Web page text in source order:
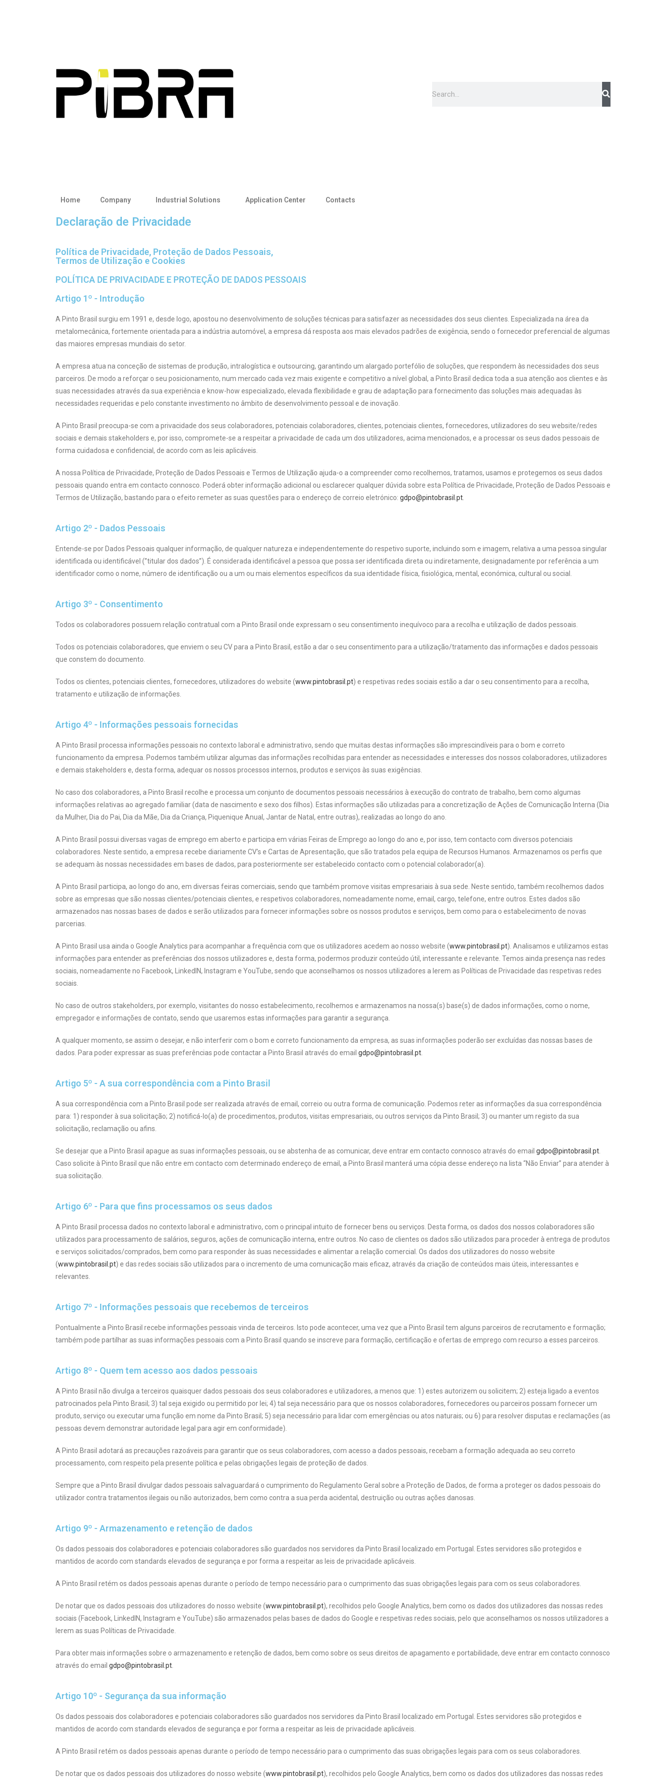
Home Company Industrial Solutions Application Center Contacts
Declaração de Privacidade
Política de Privacidade, Proteção de Dados Pessoais,
Termos de Utilização e Cookies
POLÍTICA DE PRIVACIDADE E PROTEÇÃO DE DADOS PESSOAIS
Artigo 1º - Introdução
A Pinto Brasil surgiu em 1991 e, desde logo, apostou no desenvolvimento de soluções técnicas para satisfazer as necessidades dos seus clientes. Especializada na área da
metalomecânica, fortemente orientada para a indústria automóvel, a empresa dá resposta aos mais elevados padrões de exigência, sendo o fornecedor preferencial de algumas
das maiores empresas mundiais do setor.
A empresa atua na conceção de sistemas de produção, intralogística e outsourcing, garantindo um alargado portefólio de soluções, que respondem às necessidades dos seus
parceiros. De modo a reforçar o seu posicionamento, num mercado cada vez mais exigente e competitivo a nível global, a Pinto Brasil dedica toda a sua atenção aos clientes e às
suas necessidades através da sua experiência e know-how especializado, elevada flexibilidade e grau de adaptação para fornecimento das soluções mais adequadas às
necessidades requeridas e pelo constante investimento no âmbito de desenvolvimento pessoal e de inovação.
A Pinto Brasil preocupa-se com a privacidade dos seus colaboradores, potenciais colaboradores, clientes, potenciais clientes, fornecedores, utilizadores do seu website/redes
sociais e demais stakeholders e, por isso, compromete-se a respeitar a privacidade de cada um dos utilizadores, acima mencionados, e a processar os seus dados pessoais de
forma cuidadosa e confidencial, de acordo com as leis aplicáveis.
A nossa Política de Privacidade, Proteção de Dados Pessoais e Termos de Utilização ajuda-o a compreender como recolhemos, tratamos, usamos e protegemos os seus dados
pessoais quando entra em contacto connosco. Poderá obter informação adicional ou esclarecer qualquer dúvida sobre esta Política de Privacidade, Proteção de Dados Pessoais e
Termos de Utilização, bastando para o efeito remeter as suas questões para o endereço de correio eletrónico: gdpo@pintobrasil.pt
Artigo 2º - Dados Pessoais
Entende-se por Dados Pessoais qualquer informação, de qualquer natureza e independentemente do respetivo suporte, incluindo som e imagem, relativa a uma pessoa singular
identificada ou identificável (”titular dos dados”). É considerada identificável a pessoa que possa ser identificada direta ou indiretamente, designadamente por referência a um
identificador como o nome, número de identificação ou a um ou mais elementos específicos da sua identidade física, fisiológica, mental, económica, cultural ou social.
Artigo 3º - Consentimento
Todos os colaboradores possuem relação contratual com a Pinto Brasil onde expressam o seu consentimento inequívoco para a recolha e utilização de dados pessoais.
Todos os potenciais colaboradores, que enviem o seu CV para a Pinto Brasil, estão a dar o seu consentimento para a utilização/tratamento das informações e dados pessoais
que constem do documento.
Todos os clientes, potenciais clientes, fornecedores, utilizadores do website (www.pintobrasil.pt) e respetivas redes sociais estão a dar o seu consentimento para a recolha,
tratamento e utilização de informações.
Artigo 4º - Informações pessoais fornecidas
A Pinto Brasil processa informações pessoais no contexto laboral e administrativo, sendo que muitas destas informações são imprescindíveis para o bom e correto
funcionamento da empresa. Podemos também utilizar algumas das informações recolhidas para entender as necessidades e interesses dos nossos colaboradores, utilizadores
e demais stakeholders e, desta forma, adequar os nossos processos internos, produtos e serviços às suas exigências.
No caso dos colaboradores, a Pinto Brasil recolhe e processa um conjunto de documentos pessoais necessários à execução do contrato de trabalho, bem como algumas
informações relativas ao agregado familiar (data de nascimento e sexo dos filhos). Estas informações são utilizadas para a concretização de Ações de Comunicação Interna (Dia
da Mulher, Dia do Pai, Dia da Mãe, Dia da Criança, Piquenique Anual, Jantar de Natal, entre outras), realizadas ao longo do ano.
A Pinto Brasil possui diversas vagas de emprego em aberto e participa em várias Feiras de Emprego ao longo do ano e, por isso, tem contacto com diversos potenciais
colaboradores. Neste sentido, a empresa recebe diariamente CV’s e Cartas de Apresentação, que são tratados pela equipa de Recursos Humanos. Armazenamos os perfis que
se adequam às nossas necessidades em bases de dados, para posteriormente ser estabelecido contacto com o potencial colaborador(a).
A Pinto Brasil participa, ao longo do ano, em diversas feiras comerciais, sendo que também promove visitas empresariais à sua sede. Neste sentido, também recolhemos dados
sobre as empresas que são nossas clientes/potenciais clientes, e respetivos colaboradores, nomeadamente nome, email, cargo, telefone, entre outros. Estes dados são
armazenados nas nossas bases de dados e serão utilizados para fornecer informações sobre os nossos produtos e serviços, bem como para o estabelecimento de novas
parcerias.
A Pinto Brasil usa ainda o Google Analytics para acompanhar a frequência com que os utilizadores acedem ao nosso website (www.pintobrasil.pt). Analisamos e utilizamos estas
informações para entender as preferências dos nossos utilizadores e, desta forma, podermos produzir conteúdo útil, interessante e relevante. Temos ainda presença nas redes
sociais, nomeadamente no Facebook, LinkedIN, Instagram e YouTube, sendo que aconselhamos os nossos utilizadores a lerem as Políticas de Privacidade das respetivas redes
sociais.
No caso de outros stakeholders, por exemplo, visitantes do nosso estabelecimento, recolhemos e armazenamos na nossa(s) base(s) de dados informações, como o nome,
empregador e informações de contato, sendo que usaremos estas informações para garantir a segurança.
A qualquer momento, se assim o desejar, e não interferir com o bom e correto funcionamento da empresa, as suas informações poderão ser excluídas das nossas bases de
dados. Para poder expressar as suas preferências pode contactar a Pinto Brasil através do email gdpo@pintobrasil.pt
Artigo 5º - A sua correspondência com a Pinto Brasil
A sua correspondência com a Pinto Brasil pode ser realizada através de email, correio ou outra forma de comunicação. Podemos reter as informações da sua correspondência
para: 1) responder à sua solicitação; 2) notificá-lo(a) de procedimentos, produtos, visitas empresariais, ou outros serviços da Pinto Brasil; 3) ou manter um registo da sua
solicitação, reclamação ou afins.
Se desejar que a Pinto Brasil apague as suas informações pessoais, ou se abstenha de as comunicar, deve entrar em contacto connosco através do email gdpo@pintobrasil.pt
Caso solicite à Pinto Brasil que não entre em contacto com determinado endereço de email, a Pinto Brasil manterá uma cópia desse endereço na lista “Não Enviar” para atender à
sua solicitação.
Artigo 6º - Para que fins processamos os seus dados
A Pinto Brasil processa dados no contexto laboral e administrativo, com o principal intuito de fornecer bens ou serviços. Desta forma, os dados dos nossos colaboradores são
utilizados para processamento de salários, seguros, ações de comunicação interna, entre outros. No caso de clientes os dados são utilizados para proceder à entrega de produtos
e serviços solicitados/comprados, bem como para responder às suas necessidades e alimentar a relação comercial. Os dados dos utilizadores do nosso website
(www.pintobrasil.pt) e das redes sociais são utilizados para o incremento de uma comunicação mais eficaz, através da criação de conteúdos mais úteis, interessantes e
relevantes.
Artigo 7º - Informações pessoais que recebemos de terceiros
Pontualmente a Pinto Brasil recebe informações pessoais vinda de terceiros. Isto pode acontecer, uma vez que a Pinto Brasil tem alguns parceiros de recrutamento e formação;
também pode partilhar as suas informações pessoais com a Pinto Brasil quando se inscreve para formação, certificação e ofertas de emprego com recurso a esses parceiros.
Artigo 8º - Quem tem acesso aos dados pessoais
A Pinto Brasil não divulga a terceiros quaisquer dados pessoais dos seus colaboradores e utilizadores, a menos que: 1) estes autorizem ou solicitem; 2) esteja ligado a eventos
patrocinados pela Pinto Brasil; 3) tal seja exigido ou permitido por lei; 4) tal seja necessário para que os nossos colaboradores, fornecedores ou parceiros possam fornecer um
produto, serviço ou executar uma função em nome da Pinto Brasil; 5) seja necessário para lidar com emergências ou atos naturais; ou 6) para resolver disputas e reclamações (as
pessoas devem demonstrar autoridade legal para agir em conformidade).
A Pinto Brasil adotará as precauções razoáveis para garantir que os seus colaboradores, com acesso a dados pessoais, recebam a formação adequada ao seu correto
processamento, com respeito pela presente política e pelas obrigações legais de proteção de dados.
Sempre que a Pinto Brasil divulgar dados pessoais salvaguardará o cumprimento do Regulamento Geral sobre a Proteção de Dados, de forma a proteger os dados pessoais do
utilizador contra tratamentos ilegais ou não autorizados, bem como contra a sua perda acidental, destruição ou outras ações danosas.
Artigo 9º - Armazenamento e retenção de dados
Os dados pessoais dos colaboradores e potenciais colaboradores são guardados nos servidores da Pinto Brasil localizado em Portugal. Estes servidores são protegidos e
mantidos de acordo com standards elevados de segurança e por forma a respeitar as leis de privacidade aplicáveis.
A Pinto Brasil retém os dados pessoais apenas durante o período de tempo necessário para o cumprimento das suas obrigações legais para com os seus colaboradores.
De notar que os dados pessoais dos utilizadores do nosso website (www.pintobrasil.pt), recolhidos pelo Google Analytics, bem como os dados dos utilizadores das nossas redes
sociais (Facebook, LinkedIN, Instagram e YouTube) são armazenados pelas bases de dados do Google e respetivas redes sociais, pelo que aconselhamos os nossos utilizadores a
lerem as suas Políticas de Privacidade.
Para obter mais informações sobre o armazenamento e retenção de dados, bem como sobre os seus direitos de apagamento e portabilidade, deve entrar em contacto connosco
através do email gdpo@pintobrasil.pt
Artigo 10º - Segurança da sua informação
Os dados pessoais dos colaboradores e potenciais colaboradores são guardados nos servidores da Pinto Brasil localizado em Portugal. Estes servidores são protegidos e
mantidos de acordo com standards elevados de segurança e por forma a respeitar as leis de privacidade aplicáveis.
A Pinto Brasil retém os dados pessoais apenas durante o período de tempo necessário para o cumprimento das suas obrigações legais para com os seus colaboradores.
De notar que os dados pessoais dos utilizadores do nosso website (www.pintobrasil.pt), recolhidos pelo Google Analytics, bem como os dados dos utilizadores das nossas redes